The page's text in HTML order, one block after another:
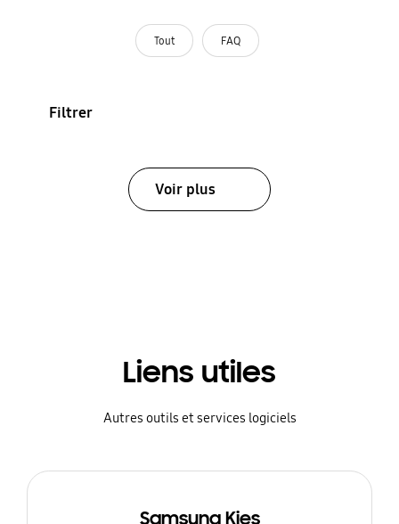
Tout FAQ
Filtrer
Voir plus
Liens utiles
Autres outils et services logiciels
Samsung Kies